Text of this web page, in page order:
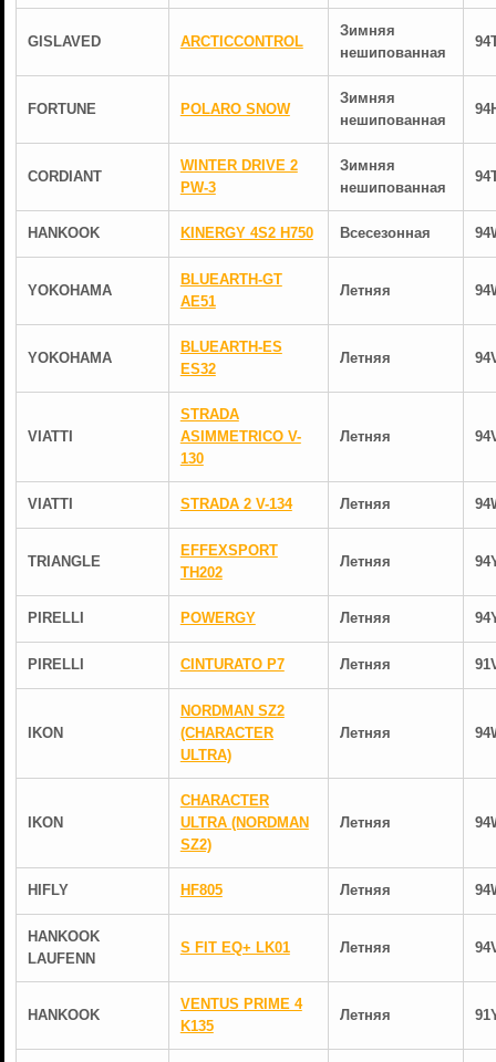
GISLAVED ARCTICCONTROL
Зимняя
нешипованная
FORTUNE POLARO SNOW
Зимняя
нешипованная
CORDIANT
WINTER DRIVE 2
PW-3
Зимняя
нешипованная
HANKOOK KINERGY 4S2 H750 Всесезонная
YOKOHAMA
BLUEARTH-GT
AE51
Летняя
YOKOHAMA
BLUEARTH-ES
ES32
Летняя
VIATTI
STRADA
ASIMMETRICO V-
130
Летняя
VIATTI STRADA 2 V-134 Летняя
TRIANGLE
EFFEXSPORT
TH202
Летняя
PIRELLI POWERGY Летняя
PIRELLI CINTURATO P7 Летняя
IKON
NORDMAN SZ2
(CHARACTER
ULTRA)
Летняя
IKON
CHARACTER
ULTRA (NORDMAN
SZ2)
Летняя
HIFLY HF805 Летняя
HANKOOK
LAUFENN
S FIT EQ+ LK01 Летняя
HANKOOK
VENTUS PRIME 4
K135
Летняя